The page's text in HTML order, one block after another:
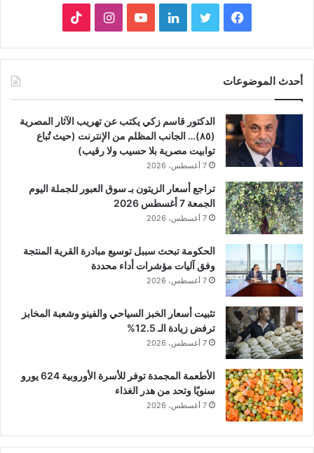
فيسبوك تويتر لينكدإنيوتيوبانستقرام
أحدث الموضوعات
الدكتور قاسم زكي يكتب عن تهريب الآثار المصرية
(٨٥)… الجانب المظلم من الإنترنت (حيث تُباع
توابيت مصرية بلا حسيب ولا رقيب)
7 أغسطس، 2026
تراجع أسعار الزيتون بـ سوق العبور للجملة اليوم
الجمعة 7 أغسطس 2026
7 أغسطس، 2026
الحكومة تبحث سببل توسيع مبادرة القرية المنتجة
وفق آليات مؤشرات أداء محددة
7 أغسطس، 2026
تثبيت أسعار الخبز السياحي والفينو وشعبة المخابز
ترفض زيادة الـ 12.5%
7 أغسطس، 2026
الأطعمة المجمدة توفر للأسرة الأوروبية 624 يورو
سنويًا وتحد من هدر الغذاء
7 أغسطس، 2026